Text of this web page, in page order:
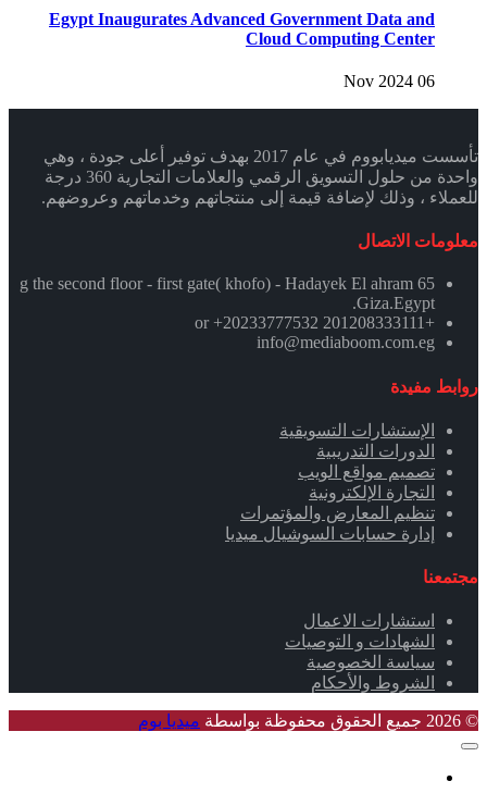
Egypt Inaugurates Advanced Government Data and
Cloud Computing Center
06 Nov 2024
تأسست ميديابووم في عام 2017 بهدف توفير أعلى جودة ، وهي
واحدة من حلول التسويق الرقمي والعلامات التجارية 360 درجة
للعملاء ، وذلك لإضافة قيمة إلى منتجاتهم وخدماتهم وعروضهم.
معلومات الاتصال
65 g the second floor - first gate( khofo) - Hadayek El ahram
.Giza.Egypt
+201208333111 or +20233777532
info@mediaboom.com.eg
روابط مفيدة
الإستشارات التسويقية
الدورات التدريبية
تصميم مواقع الويب
التجارة الإلكترونية
تنظيم المعارض والمؤتمرات
إدارة حسابات السوشيال ميديا
مجتمعنا
استشارات الاعمال
الشهادات و التوصيات
سياسة الخصوصية
الشروط والأحكام
© 2026 جميع الحقوق محفوظة بواسطة ميديا بوم